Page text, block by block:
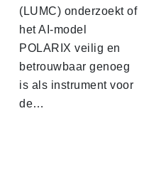
(LUMC) onderzoekt of
het AI-model
POLARIX veilig en
betrouwbaar genoeg
is als instrument voor
de…